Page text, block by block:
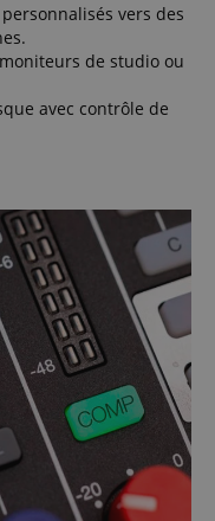
vers des
de studio ou
avec contrôle de